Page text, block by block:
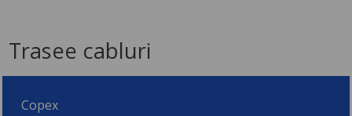
Trasee cabluri
Copex